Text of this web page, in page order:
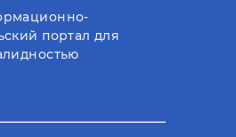
портал для